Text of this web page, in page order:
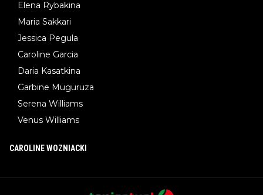
Elena Rybakina
Maria Sakkari
Jessica Pegula
Caroline Garcia
Daria Kasatkina
Garbine Muguruza
Serena Williams
Venus Williams
CAROLINE WOZNIACKI